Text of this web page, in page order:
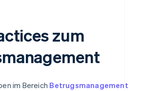
zum
im Bereich Betrugsmanagement